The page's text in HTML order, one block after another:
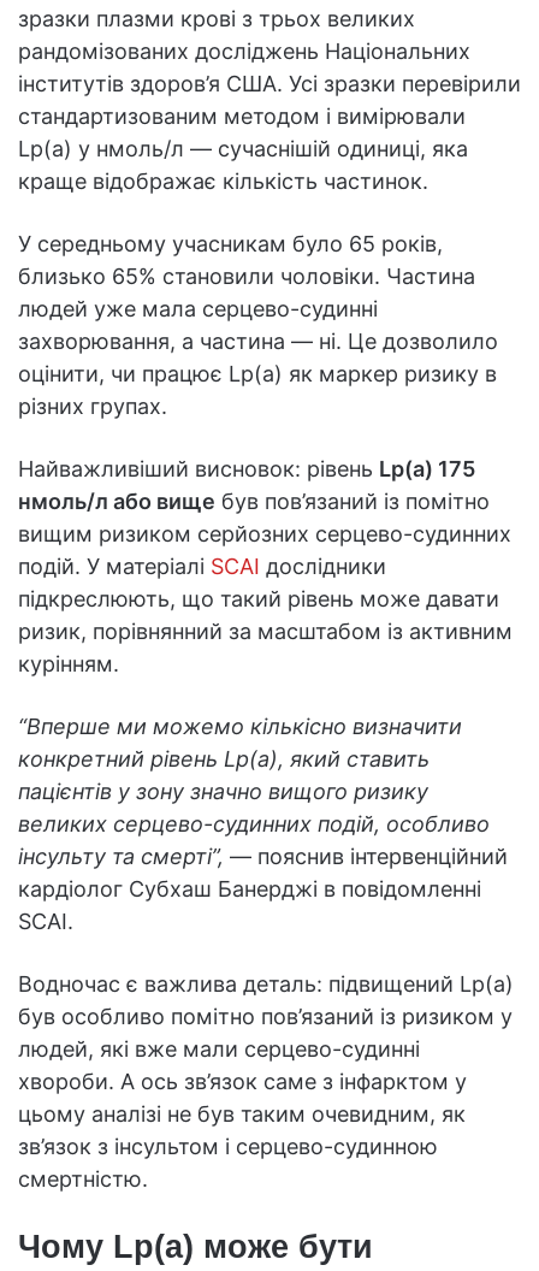
зразки плазми крові з трьох великих
рандомізованих досліджень Національних
інститутів здоров’я США. Усі зразки перевірили
стандартизованим методом і вимірювали
Lp(a) у нмоль/л — сучаснішій одиниці, яка
краще відображає кількість частинок.
У середньому учасникам було 65 років,
близько 65% становили чоловіки. Частина
людей уже мала серцево-судинні
захворювання, а частина — ні. Це дозволило
оцінити, чи працює Lp(a) як маркер ризику в
різних групах.
Найважливіший висновок: рівень Lp(a) 175
нмоль/л або вище був пов’язаний із помітно
вищим ризиком серйозних серцево-судинних
подій. У матеріалі SCAI дослідники
підкреслюють, що такий рівень може давати
ризик, порівнянний за масштабом із активним
курінням.
“Вперше ми можемо кількісно визначити
конкретний рівень Lp(a), який ставить
пацієнтів у зону значно вищого ризику
великих серцево-судинних подій, особливо
інсульту та смерті”, — пояснив інтервенційний
кардіолог Субхаш Банерджі в повідомленні
SCAI.
Водночас є важлива деталь: підвищений Lp(a)
був особливо помітно пов’язаний із ризиком у
людей, які вже мали серцево-судинні
хвороби. А ось зв’язок саме з інфарктом у
цьому аналізі не був таким очевидним, як
зв’язок з інсультом і серцево-судинною
смертністю.
Чому Lp(a) може бути